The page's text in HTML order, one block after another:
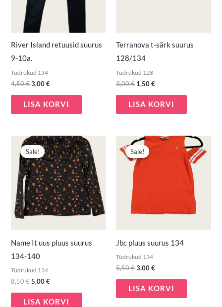
River Island retuusid suurus
9-10a.
Tüdrukud 134
4,50€3,00€
LISA KORVI
Terranova t-särk suurus
128/134
Tüdrukud 128
3,00€ 1,50€
LISA KORVI
Sale!
Sale!
Name It uus pluus suurus
134-140
Tüdrukud 134
8,50€
Algne
hind
oli:
8,50 €.
5,00€
Praegune
hind
on:
5,00 €.
LISA KORVI
Sale!
Sale!
Jbc pluus suurus 134
Tüdrukud 134
5,50€
Algne
hind
oli:
5,50 €.
3,00€
Praegune
LISA KORVI